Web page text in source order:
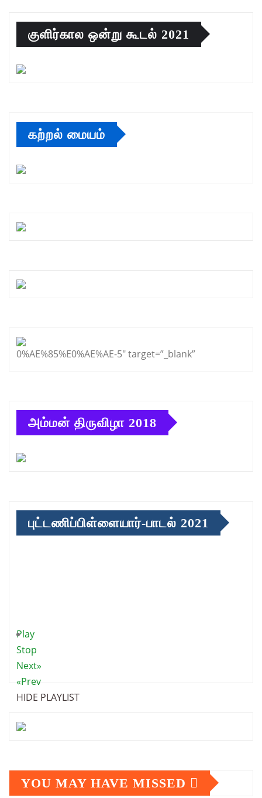
குளிர்கால ஒன்று கூடல் 2021
கற்றல் மையம்
0%AE%85%E0%AE%AE-5″ target=”_blank”
அம்மன் திருவிழா 2018
புட்டணிப்பிள்ளையார்-பாடல் 2021
Play
Stop
Next»
«Prev
HIDE PLAYLIST
YOU MAY HAVE MISSED